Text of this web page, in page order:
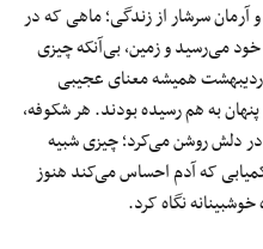
آرمان سرشار از زندگی؛ ماهی که در
خود می‌رسید و زمین، بی‌آنکه چیزی
همیشه معنای عجیبی
به هم رسیده بودند. هر شکوفه،
دلش روشن می‌کرد؛ چیزی شبیه
که آدم احساس می‌کند هنوز
نگاه کرد.